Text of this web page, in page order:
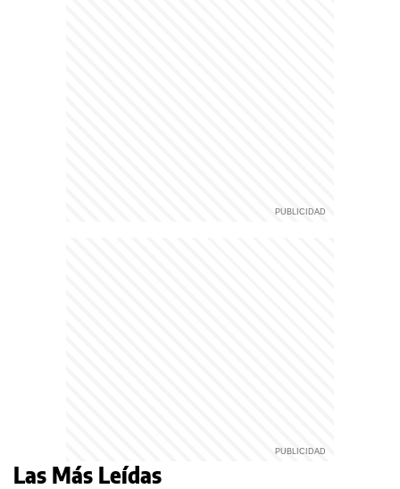
Las Más Leídas